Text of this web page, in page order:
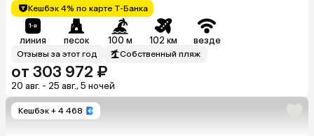
Кешбэк 4% по карте Т-Банка
линия песок 100 м 102 км везде
Отзывы за этот год Собственный пляж
от 303 972 ₽
20 авг. - 25 авг., 5 ночей
Кешбэк + 4 468